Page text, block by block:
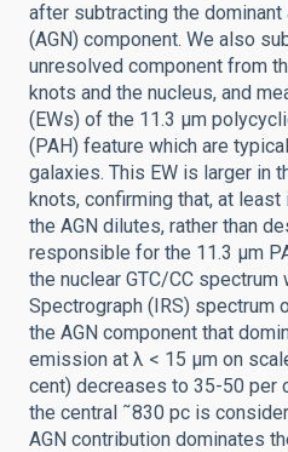
after subtracting the
(AGN) component. We also
unresolved component from
knots and the nucleus, and
(EWs) of the 11.3 μm
(PAH) feature which are
galaxies. This EW is larger in
knots, confirming that, at
the AGN dilutes, rather than
responsible for the 11.3 μm
the nuclear GTC/CC
Spectrograph (IRS) spectrum
the AGN component that
emission at λ < 15 μm on
cent) decreases to 35-50 per
the central ˜830 pc is
AGN contribution dominates